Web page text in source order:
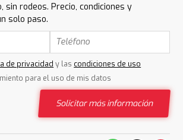
sin rodeos. Precio, condiciones y
solo paso.
de privacidad y las condiciones de uso
para el uso de mis datos
Solicitar más información